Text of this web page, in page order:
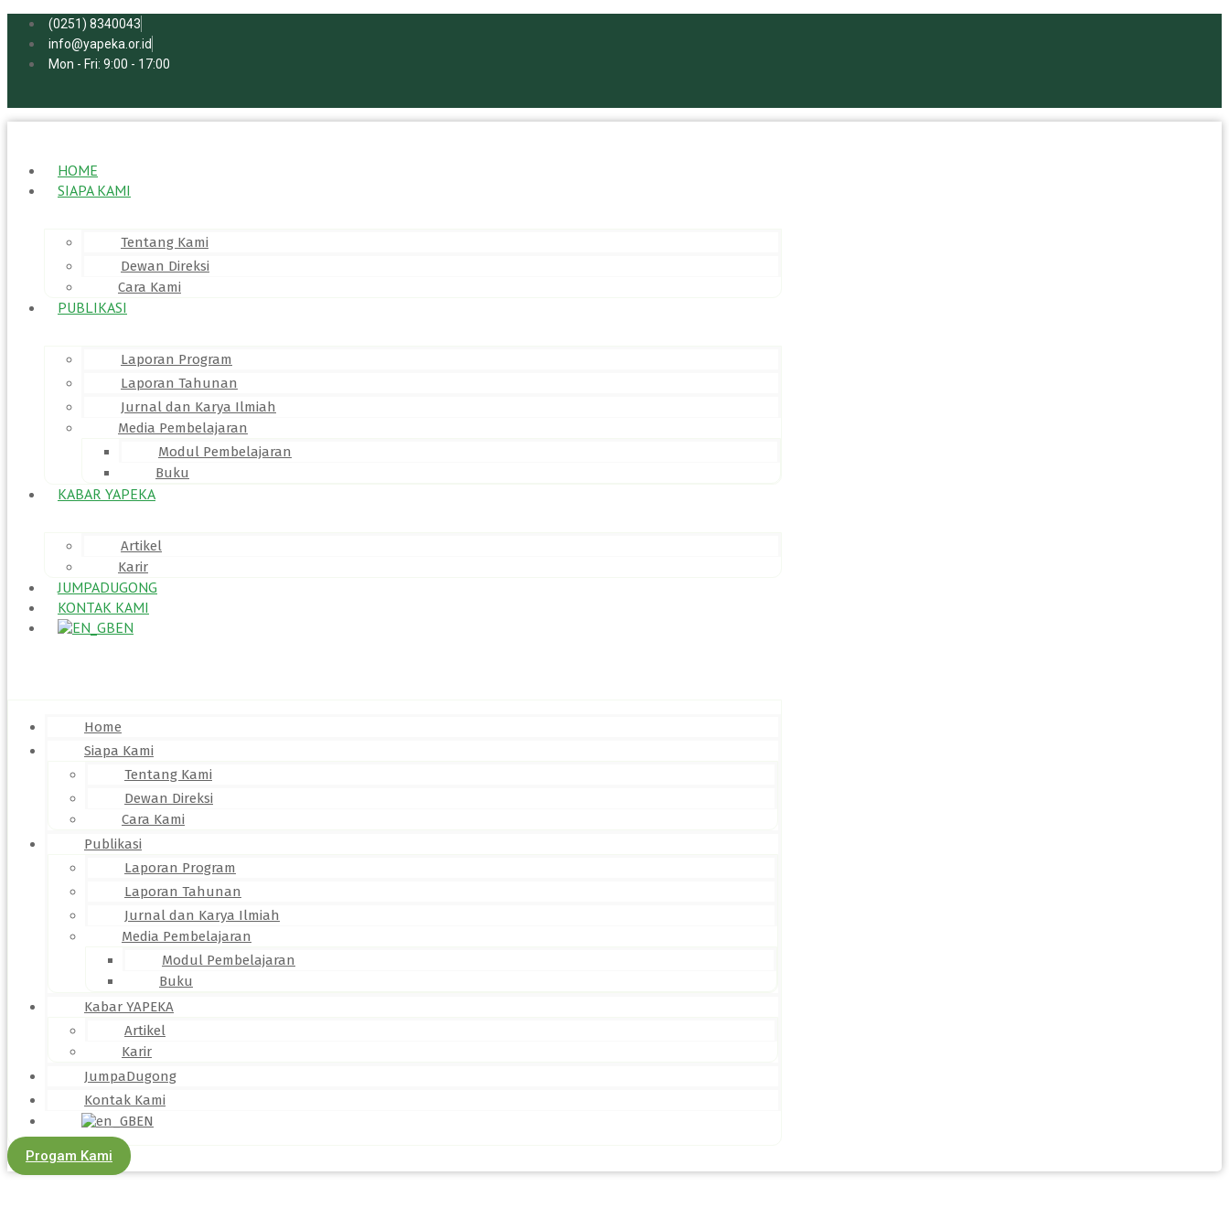
Skip
content
(0251) 8340043
info@yapeka.or.id
Mon - Fri: 9:00 - 17:00
HOME
SIAPA KAMI
Tentang Kami
Dewan Direksi
Cara Kami
PUBLIKASI
Laporan Program
Laporan Tahunan
Jurnal dan Karya Ilmiah
Media Pembelajaran
Modul Pembelajaran
Buku
KABAR YAPEKA
Artikel
Karir
JUMPADUGONG
KONTAK KAMI
EN
Home
Siapa Kami
Tentang Kami
Dewan Direksi
Cara Kami
Publikasi
Laporan Program
Laporan Tahunan
Jurnal dan Karya Ilmiah
Media Pembelajaran
Modul Pembelajaran
Buku
Kabar YAPEKA
Artikel
Karir
JumpaDugong
Kontak Kami
EN
Progam Kami